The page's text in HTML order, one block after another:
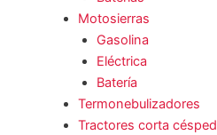
Motosierras
Gasolina
Eléctrica
Batería
Termonebulizadores
Tractores corta césped